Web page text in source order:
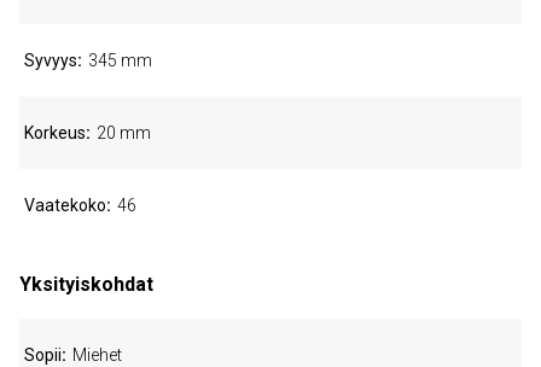
Syvyys 345 mm
Korkeus 20 mm
Vaatekoko 46
Yksityiskohdat
Sopii Miehet